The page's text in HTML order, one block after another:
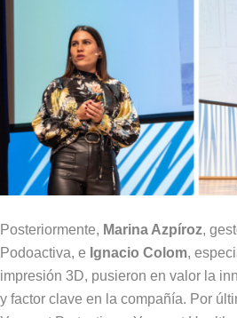
Posteriormente, Marina Azpíroz,
Podoactiva, e Ignacio Colom,
impresión 3D, pusieron en valor la
y factor clave en la compañía. Por